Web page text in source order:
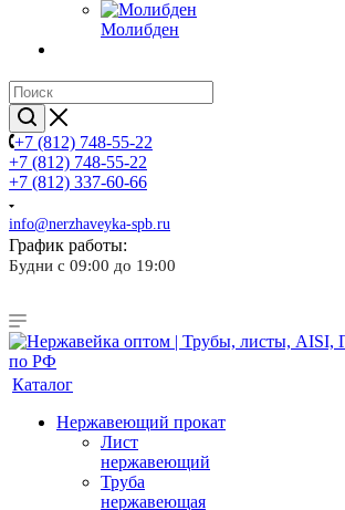
Молибден
+7 (812) 748-55-22
+7 (812) 748-55-22
+7 (812) 337-60-66
info@nerzhaveyka-spb.ru
График работы:
Будни с 09:00 до 19:00
Каталог
Нержавеющий прокат
Лист
нержавеющий
Труба
нержавеющая